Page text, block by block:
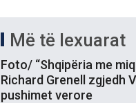
Më të lexuarat
Foto/ “Shqipëria me
Richard Grenell zgjedh
pushimet verore